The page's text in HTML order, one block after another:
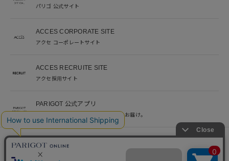
パリゴ 公式サイト
ACCES CORPORATE SITE
アクセ コーポレートサイト
ACCES RECRUITE SITE
アクセ採用サイト
PARIGOT 公式アプリ
新着情報を、プッシュ通知でいち早くお届け。
※当サイト掲載写真のオークションなどへの二次転用を固く禁じます。